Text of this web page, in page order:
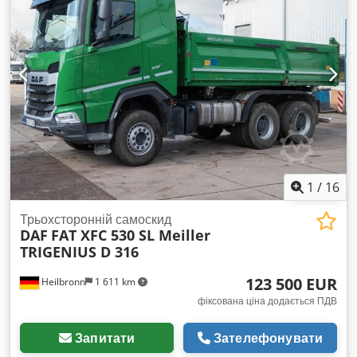
навігаційна система, стояночний обігрівач, фільтр
сажі,
1 / 16
Heilbronn 1 611 km
Трьохсторонній самоскид
DAF FAT XFC 530 SL Meiller
TRIGENIUS D 316
123 500 EUR
фіксована ціна додається ПДВ
Запитати Зателефонувати